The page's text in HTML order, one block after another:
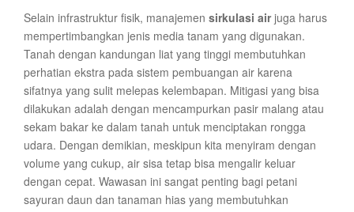
Selain infrastruktur fisik, manajemen sirkulasi airjuga harus
mempertimbangkan jenis media tanam yang digunakan.
Tanah dengan kandungan liat yang tinggi membutuhkan
perhatian ekstra pada sistem pembuangan air karena
sifatnya yang sulit melepas kelembapan. Mitigasi yang bisa
dilakukan adalah dengan mencampurkan pasir malang atau
sekam bakar ke dalam tanah untuk menciptakan rongga
udara. Dengan demikian, meskipun kita menyiram dengan
volume yang cukup, air sisa tetap bisa mengalir keluar
dengan cepat. Wawasan ini sangat penting bagi petani
sayuran daun dan tanaman hias yang membutuhkan